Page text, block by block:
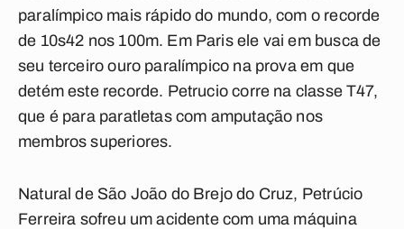
paralímpico mais rápido do mundo, com o recorde
de 10s42 nos 100m. Em Paris ele vai em busca de
seu terceiro ouro paralímpico na prova em que
detém este recorde. Petrucio corre na classe T47,
que é para paratletas com amputação nos
membros superiores.
Natural de São João do Brejo do Cruz, Petrúcio
Ferreira sofreu um acidente com uma máquina